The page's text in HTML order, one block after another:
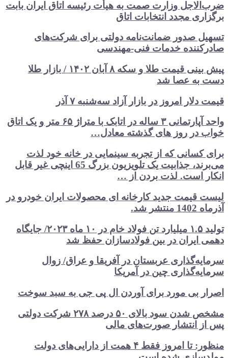
وزارت صمت به هیأت رئیسه اتاق‌ ایران بابت
مجدد انتخابات اتاق
صدور ضمانت‌نامه دولتی برای شرکت‌های
خدمات فنی-مهندسی
پیش بینی قیمت طلا و سکه ۸ آبان ۱۴۰۲ / بازار طلا
به عصا شد
امروز در بازار آزاد سه‌شنبه ۷ آذر
واحد آپارتمانی ۳ ساله در اتابک با متراژ ۶۵ متر و یک اتاق
در روز های گذشته معادل…
کسانی که از تجربه سینمایی در خانه خود لذت
می‌برند، جذابیت یک تلویزیون بزرگ 65 اینچی غیر قابل
است. لذت بردن از …
قیمت جدید کارخانه ای محصولات ایران خودرو در
شد.
تولید ۱.۵ میلیارد تن فولاد خام در ۱۰ ماه ۲۰۲۳/ جایگاه
ایران در بین فولادسازان حفظ شد
عربستان در آفریقا و عراق/ زوال
چین در آمریکا
بی مورد برای آوردن ال پی جی به سبد سوخت
مشخص شدن سود بالای ۵۰ درصد ۲۷۸ شرکت دولتی
انتشار صورت‌های مالی
منظور: تا امروز فقط ۴ همت از دارایی‌های دولت